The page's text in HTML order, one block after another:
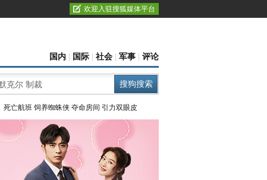
欢迎入驻搜狐媒体平台
国内 国际 社会 军事 评论
死亡航班 饲养蜘蛛侠 夺命房间 引力双眼皮